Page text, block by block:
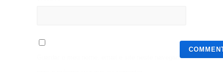
Guardar o meu nome, email e site neste navegador